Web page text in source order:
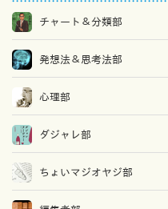
チャート＆分類部
発想法＆思考法部
心理部
ダジャレ部
ちょいマジオヤジ部